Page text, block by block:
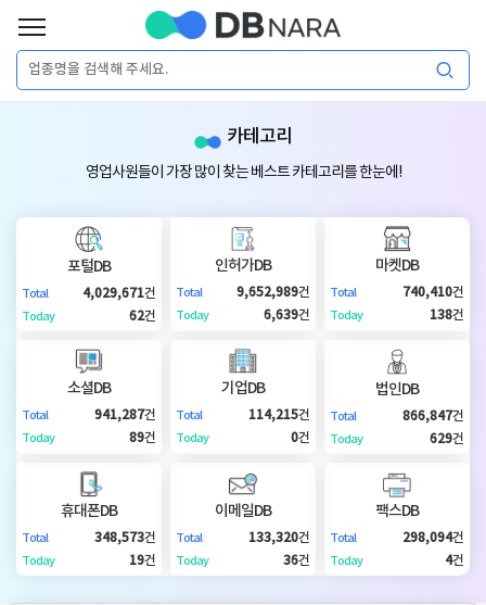
로
그
합
털
인
DB
인
휴
카테고리
영업사원들이 가장 많이 찾는 베스트 카테고리를 한눈에!
포털DB
Total 4,029,671건
Today 62건
인허가DB
Total 9,652,989건
Today 6,639건
마켓DB
Total 740,410건
Today 138건
소셜DB
Total 941,287건
Today 89건
기업DB
Total 114,215건
Today 0건
법인DB
Total 866,847건
Today 629건
휴대폰DB
Total 348,573건
Today 19건
이메일DB
Total 133,320건
Today 36건
팩스DB
Total 298,094건
Today 4건